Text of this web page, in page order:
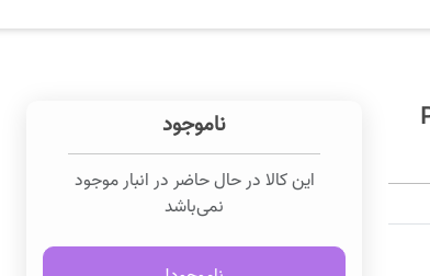
ناموجود
این کالا در حال حاضر در انبار موجود
نمی‌باشد